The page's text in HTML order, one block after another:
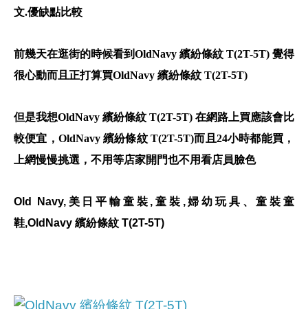
文.優缺點比較
前幾天在逛街的時候看到OldNavy 繽紛條紋 T(2T-5T) 覺得
很心動而且正打算買OldNavy 繽紛條紋 T(2T-5T)
但是我想OldNavy 繽紛條紋 T(2T-5T) 在網路上買應該會比
較便宜，OldNavy 繽紛條紋 T(2T-5T)而且24小時都能買，
上網慢慢挑選，不用等店家開門也不用看店員臉色
Old Navy,美日平輸童裝,童裝,婦幼玩具、童裝童
鞋,OldNavy 繽紛條紋 T(2T-5T)